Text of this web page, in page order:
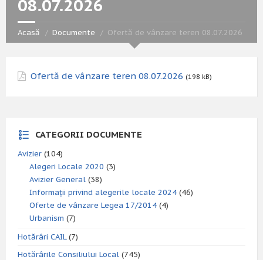
08.07.2026
Acasă Documente Ofertă de vânzare teren 08.07.2026
Ofertă de vânzare teren 08.07.2026 (198 kB)
CATEGORII DOCUMENTE
Avizier (104)
Alegeri Locale 2020 (3)
Avizier General (38)
Informații privind alegerile locale 2024 (46)
Oferte de vânzare Legea 17/2014 (4)
Urbanism (7)
Hotărâri CAIL(7)
Hotărârile Consiliului Local (745)